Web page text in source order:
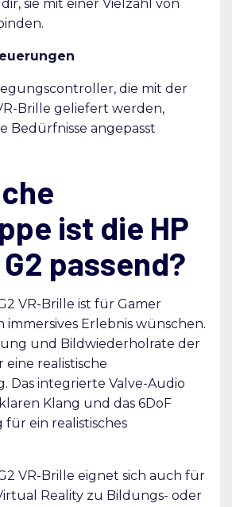
sie mit einer Vielzahl von
die mit der
Brille geliefert werden,
Bedürfnisse angepasst
ist die HP
passend?
VR-Brille ist für Gamer
immersives Erlebnis wünschen.
und Bildwiederholrate der
realistische
Das integrierte Valve-Audio
Klang und das 6DoF
für ein realistisches
VR-Brille eignet sich auch für
Reality zu Bildungs- oder